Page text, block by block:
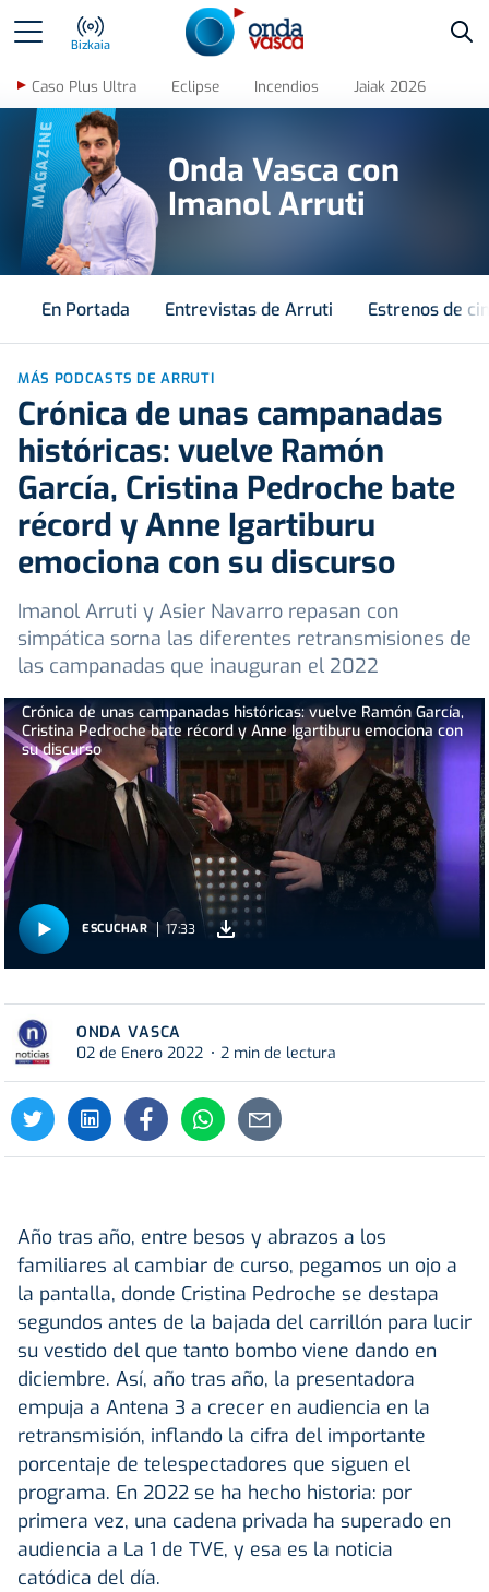
Bizkaia
Caso Plus Ultra Eclipse Incendios Jaiak 2026
MAGAZINE
Onda Vasca con
Imanol Arruti
En Portada Entrevistas de Arruti Estrenos de
MÁS PODCASTS DE ARRUTI
Crónica de unas campanadas
históricas: vuelve Ramón
García, Cristina Pedroche bate
récord y Anne Igartiburu
emociona con su discurso
Imanol Arruti y Asier Navarro repasan con
simpática sorna las diferentes retransmisiones de
las campanadas que inauguran el 2022
Crónica de unas campanadas históricas: vuelve Ramón García,
Cristina Pedroche bate récord y Anne Igartiburu emociona con
su discurso
ESCUCHAR 17:33
ONDA VASCA
02 de Enero 2022
2 min de lectura
Año tras año, entre besos y abrazos a los
familiares al cambiar de curso, pegamos un ojo a
la pantalla, donde Cristina Pedroche se destapa
segundos antes de la bajada del carrillón para lucir
su vestido del que tanto bombo viene dando en
diciembre. Así, año tras año, la presentadora
empuja a Antena 3 a crecer en audiencia en la
retransmisión, inflando la cifra del importante
porcentaje de telespectadores que siguen el
programa. En 2022 se ha hecho historia: por
primera vez, una cadena privada ha superado en
audiencia a La 1 de TVE, y esa es la noticia
catódica del día.